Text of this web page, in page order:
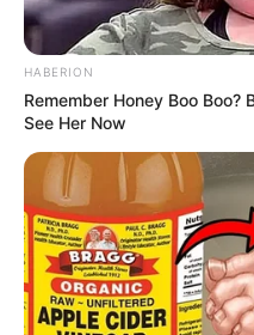
Tier- und Zooparks
Hotel Hartensteinhier
Burgen, Schlösser,
Die schönsten
HABERION
Remember Honey Boo Boo?
See Her Now